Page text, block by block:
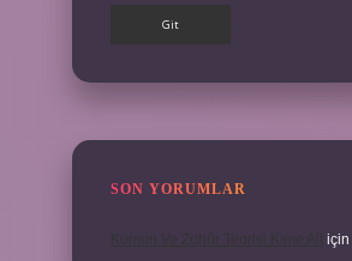
SON YORUMLAR
için